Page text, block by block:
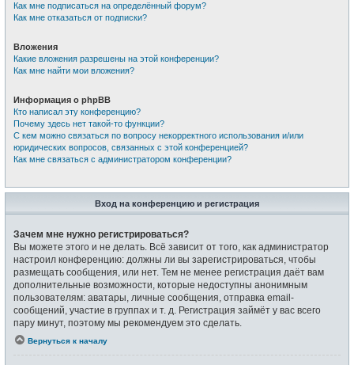
Как мне подписаться на определённый форум?
Как мне отказаться от подписки?
Вложения
Какие вложения разрешены на этой конференции?
Как мне найти мои вложения?
Информация о phpBB
Кто написал эту конференцию?
Почему здесь нет такой-то функции?
С кем можно связаться по вопросу некорректного использования и/или
юридических вопросов, связанных с этой конференцией?
Как мне связаться с администратором конференции?
Вход на конференцию и регистрация
Зачем мне нужно регистрироваться?
Вы можете этого и не делать. Всё зависит от того, как администратор
настроил конференцию: должны ли вы зарегистрироваться, чтобы
размещать сообщения, или нет. Тем не менее регистрация даёт вам
дополнительные возможности, которые недоступны анонимным
пользователям: аватары, личные сообщения, отправка email-
сообщений, участие в группах и т. д. Регистрация займёт у вас всего
пару минут, поэтому мы рекомендуем это сделать.
Вернуться к началу